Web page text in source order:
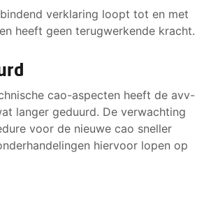
verklaring loopt tot en met
heeft geen terugwerkende kracht.
cao-aspecten heeft de avv-
langer geduurd. De verwachting
voor de nieuwe cao sneller
hiervoor lopen op